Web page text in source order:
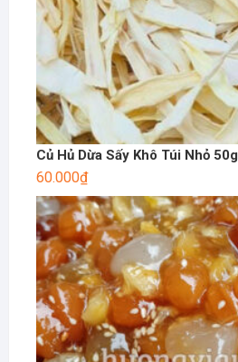
Củ Hủ Dừa Sấy Khô Túi Nhỏ 50g
60.000₫